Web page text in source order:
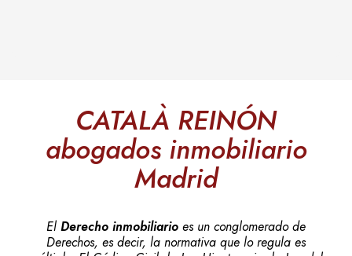
CATALÀ REINÓN
abogados inmobiliario
Madrid
El Derecho inmobiliario es un conglomerado de
Derechos, es decir, la normativa que lo regula es